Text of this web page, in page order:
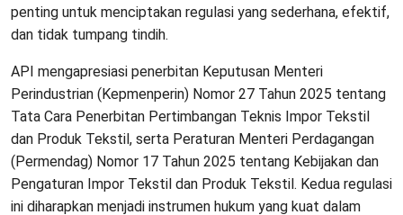
penting untuk menciptakan regulasi yang sederhana, efektif,
dan tidak tumpang tindih.
API mengapresiasi penerbitan Keputusan Menteri
Perindustrian (Kepmenperin) Nomor 27 Tahun 2025 tentang
Tata Cara Penerbitan Pertimbangan Teknis Impor Tekstil
dan Produk Tekstil, serta Peraturan Menteri Perdagangan
(Permendag) Nomor 17 Tahun 2025 tentang Kebijakan dan
Pengaturan Impor Tekstil dan Produk Tekstil. Kedua regulasi
ini diharapkan menjadi instrumen hukum yang kuat dalam